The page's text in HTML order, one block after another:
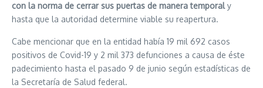
con la norma de cerrar sus puertas de manera temporaly
hasta que la autoridad determine viable su reapertura.
Cabe mencionar que en la entidad había 19 mil 692 casos
positivos de Covid-19 y 2 mil 373 defunciones a causa de éste
padecimiento hasta el pasado 9 de junio según estadísticas de
la Secretaría de Salud federal.